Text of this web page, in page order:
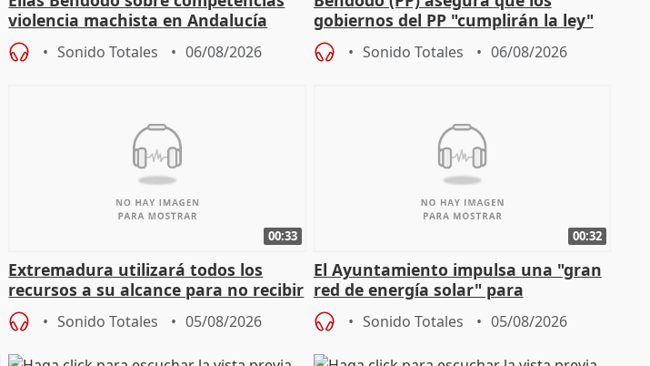
violencia machista en Andalucía
Sonido Totales 06/08/2026
gobiernos del PP "cumplirán la ley"
sobre los menores migrantes
Sonido Totales 06/08/2026
00:33
Extremadura utilizará todos los
recursos a su alcance para no recibir
más menores migrantes
Sonido Totales 05/08/2026
00:32
El Ayuntamiento impulsa una "gran
red de energía solar" para
autoconsumo
Sonido Totales 05/08/2026